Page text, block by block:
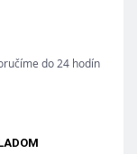
do 24 hodín